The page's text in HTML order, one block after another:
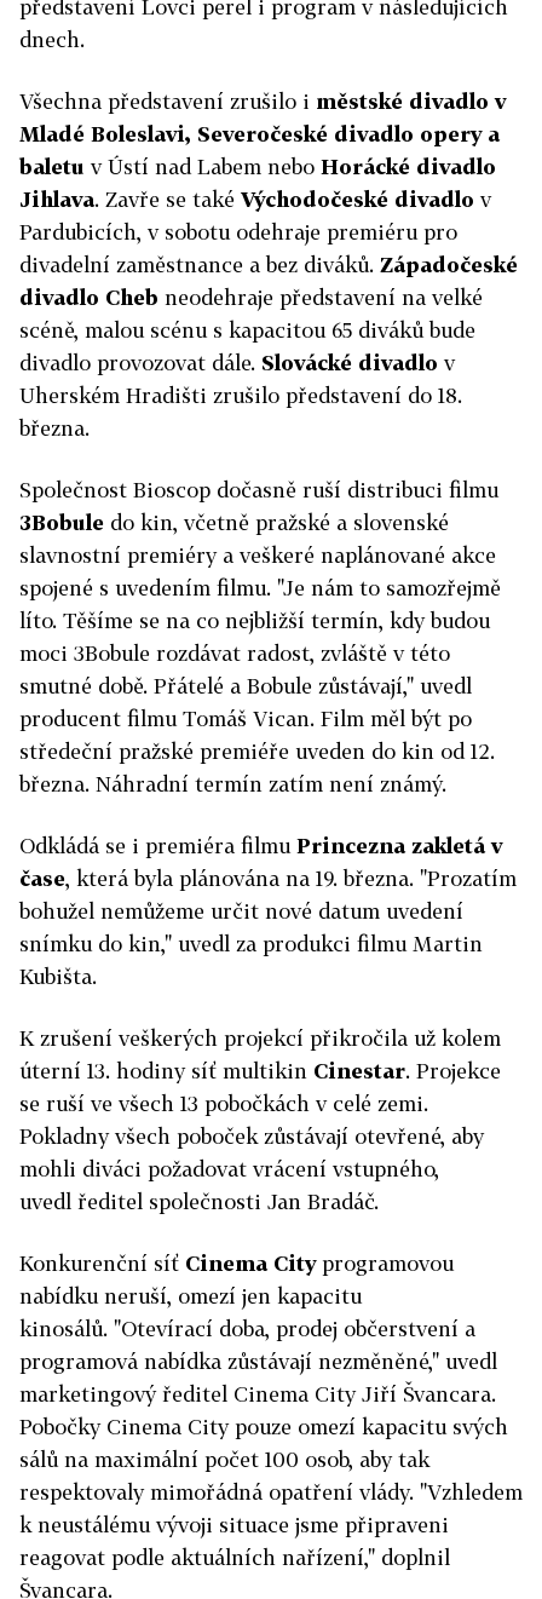
představení Lovci perel i program v následujících
dnech.
Všechna představení zrušilo i městské divadlo v
Mladé Boleslavi, Severočeské divadlo opery a
baletu v Ústí nad Labem nebo Horácké divadlo
Jihlava. Zavře se také Východočeské divadlo v
Pardubicích, v sobotu odehraje premiéru pro
divadelní zaměstnance a bez diváků. Západočeské
divadlo Cheb neodehraje představení na velké
scéně, malou scénu s kapacitou 65 diváků bude
divadlo provozovat dále. Slovácké divadlo v
Uherském Hradišti zrušilo představení do 18.
března.
Společnost Bioscop dočasně ruší distribuci filmu
3Bobule do kin, včetně pražské a slovenské
slavnostní premiéry a veškeré naplánované akce
spojené s uvedením filmu. "Je nám to samozřejmě
líto. Těšíme se na co nejbližší termín, kdy budou
moci 3Bobule rozdávat radost, zvláště v této
smutné době. Přátelé a Bobule zůstávají," uvedl
producent filmu Tomáš Vican. Film měl být po
středeční pražské premiéře uveden do kin od 12.
března. Náhradní termín zatím není známý.
Odkládá se i premiéra filmu Princezna zakletá v
čase, která byla plánována na 19. března. "Prozatím
bohužel nemůžeme určit nové datum uvedení
snímku do kin," uvedl za produkci filmu Martin
Kubišta.
K zrušení veškerých projekcí přikročila už kolem
úterní 13. hodiny síť multikin Cinestar. Projekce
se ruší ve všech 13 pobočkách v celé zemi.
Pokladny všech poboček zůstávají otevřené, aby
mohli diváci požadovat vrácení vstupného,
uvedl ředitel společnosti Jan Bradáč.
Konkurenční síť Cinema Cityprogramovou
nabídku neruší, omezí jen kapacitu
kinosálů. "Otevírací doba, prodej občerstvení a
programová nabídka zůstávají nezměněné," uvedl
marketingový ředitel Cinema City Jiří Švancara.
Pobočky Cinema City pouze omezí kapacitu svých
sálů na maximální počet 100 osob, aby tak
respektovaly mimořádná opatření vlády. "Vzhledem
k neustálému vývoji situace jsme připraveni
reagovat podle aktuálních nařízení," doplnil
Švancara.